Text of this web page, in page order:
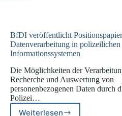
BfDI veröffentlicht
Datenverarbeitung in polizeilichen
Informationssystemen
Die Möglichkeiten der
Recherche und Auswertung von
personenbezogenen Daten durch
Polizei…
Weiterlesen